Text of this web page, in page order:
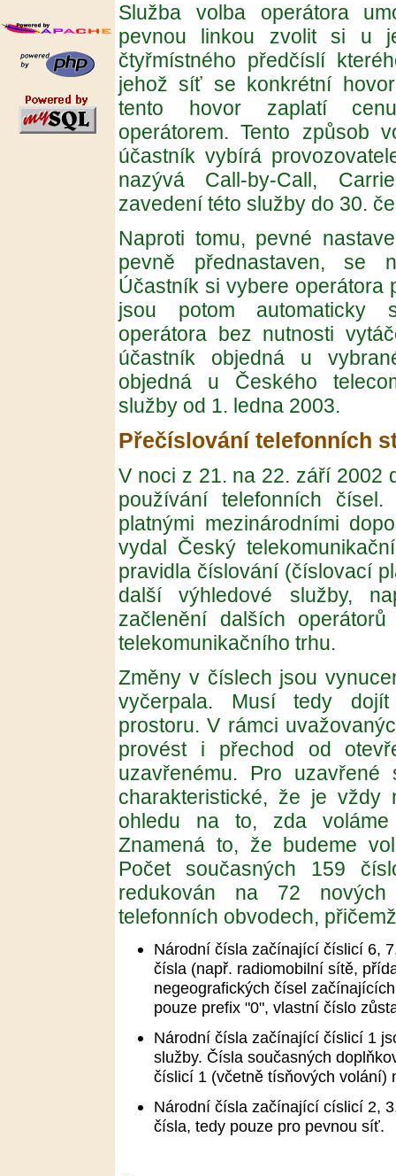
Služba volba operátora
pevnou linkou zvolit si u
čtyřmístného předčíslí
jehož síť se konkrétní
tento hovor zaplatí cenu
operátorem. Tento způsob
účastník vybírá
nazývá Call-by-Call,
zavedení této služby do 30.
Naproti tomu, pevné
pevně přednastaven, se
Účastník si vybere operátora
jsou potom automaticky
operátora bez nutnosti
účastník objedná u
objedná u Českého
služby od 1. ledna 2003.
Přečíslování telefonních
V noci z 21. na 22. září 2002
používání telefonních
platnými mezinárodními
vydal Český
pravidla číslování (číslovací
další výhledové služby,
začlenění dalších
telekomunikačního trhu.
Změny v číslech jsou
vyčerpala. Musí tedy
prostoru. V rámci
provést i přechod od
uzavřenému. Pro
charakteristické, že je vždy
ohledu na to, zda voláme
Znamená to, že budeme
Počet současných 159
redukován na 72
telefonních obvodech,
Národní čísla začínající číslicí 6,
čísla (např. radiomobilní sítě,
negeografických čísel
pouze prefix "0", vlastní číslo
Národní čísla začínající číslicí 1
služby. Čísla současných
číslicí 1 (včetně tísňových volání)
Národní čísla začínající císlicí 2,
čísla, tedy pouze pro pevnou síť.